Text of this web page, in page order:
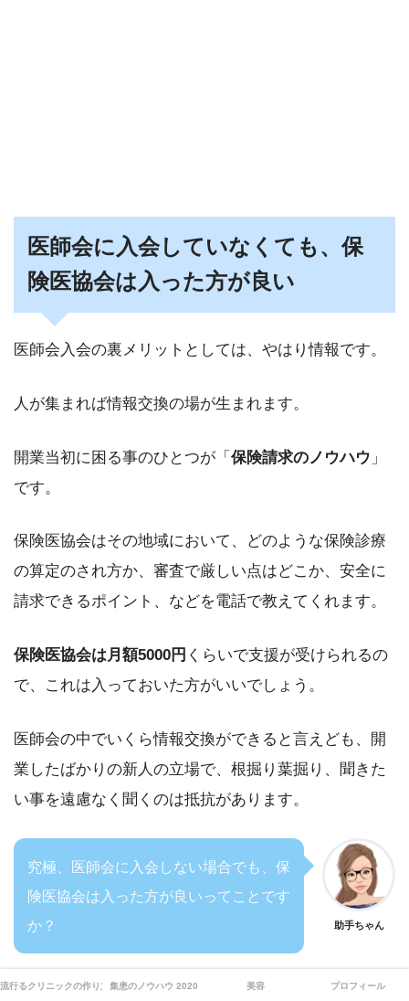
医師会に入会していなくても、保
険医協会は入った方が良い
医師会入会の裏メリットとしては、やはり情報です。
人が集まれば情報交換の場が生まれます。
開業当初に困る事のひとつが「保険請求のノウハウ 」
です。
保険医協会はその地域において、どのような保険診療
の算定のされ方か、審査で厳しい点はどこか、安全に
請求できるポイント、などを電話で教えてくれます。
保険医協会は月額5000円 くらいで支援が受けられるの
で、これは入っておいた方がいいでしょう。
医師会の中でいくら情報交換ができると言えども、開
業したばかりの新人の立場で、根掘り葉掘り、聞きた
い事を遠慮なく聞くのは抵抗があります。
究極、医師会に入会しない場合でも、保
険医協会は入った方が良いってことです
か？
助手ちゃん
流行るクリニックの作り方 集患のノウハウ 2020 美容 プロフィール